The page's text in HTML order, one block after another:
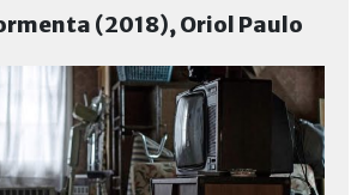
(2018), Oriol Paulo